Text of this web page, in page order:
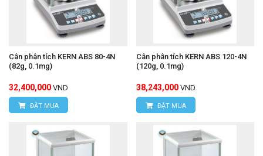
Cân phân tích KERN ABS 80-4N
(82g, 0.1mg)
32,400,000 VND
ĐẶT MUA
Cân phân tích KERN ABS 120-4N
(120g, 0.1mg)
38,243,000 VND
ĐẶT MUA